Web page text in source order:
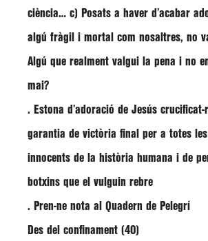
ciència… c) Posats a haver d’acabar
algú fràgil i mortal com nosaltres, no
Algú que realment valgui la pena i no
mai?
. Estona d’adoració de Jesús crucificat-
garantia de victòria final per a totes
innocents de la història humana i de
botxins que el vulguin rebre
. Pren-ne nota al Quadern de Pelegrí
Des del confinament (40)